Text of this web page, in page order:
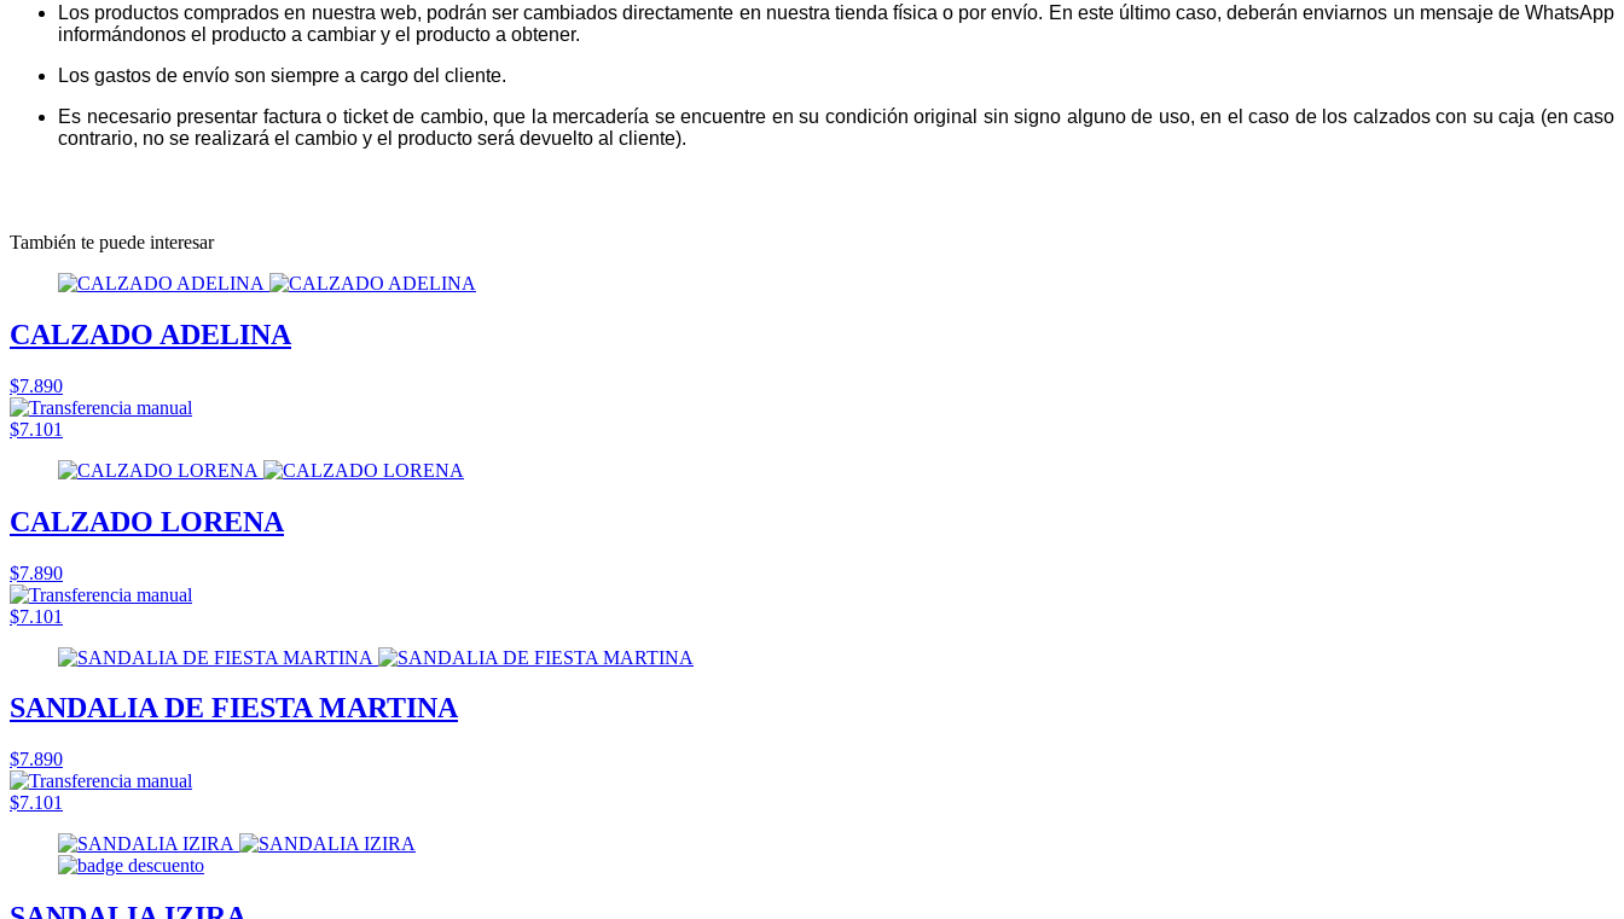
Los productos comprados en nuestra web, podrán ser cambiados directamente en nuestra tienda física o por envío. En este último caso, deberán enviarnos un mensaje de WhatsApp
informándonos el producto a cambiar y el producto a obtener.
Los gastos de envío son siempre a cargo del cliente.
Es necesario presentar factura o ticket de cambio, que la mercadería se encuentre en su condición original sin signo alguno de uso, en el caso de los calzados con su caja (en caso
contrario, no se realizará el cambio y el producto será devuelto al cliente).
También te puede interesar
CALZADO ADELINA
$7.890
$7.101
CALZADO LORENA
$7.890
$7.101
SANDALIA DE FIESTA MARTINA
$7.890
$7.101